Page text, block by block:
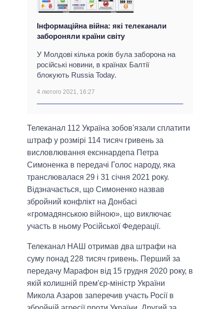
Інформаційна війна: які телеканали
забороняли країни світу
У Молдові кілька років була заборона на
російські новини, в країнах Балтії
блокують Russia Today.
4 лютого 2021, 16:27
Телеканал 112 Україна зобов'язали сплатити
штраф у розмірі 114 тисяч гривень за
висловлювання ексннардепа Петра
Симоненка в передачі Голос народу, яка
транслювалася 29 і 31 січня 2021 року.
Відзначається, що Симоненко назвав
збройний конфлікт на Донбасі
«громадянською війною», що виключає
участь в ньому Російської Федерації.
Телеканал НАШ отримав два штрафи на
суму понад 228 тисяч гривень. Перший за
передачу Марафон від 15 грудня 2020 року, в
якій колишній прем'єр-міністр України
Микола Азаров заперечив участь Росії в